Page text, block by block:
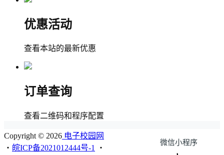
优惠活动
查看本站的最新优惠
订单查询
查看二维码和程序配置
微信小程序
Copyright © 2026 电子校园网
・ 皖ICP备2021012444号-1 ・